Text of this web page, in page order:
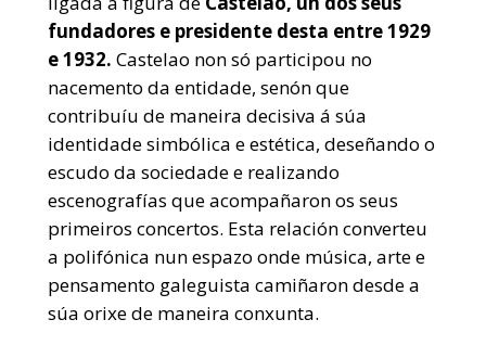
fundadores e presidente desta entre 1929
e 1932. Castelao non só participou no
nacemento da entidade, senón que
contribuíu de maneira decisiva á súa
identidade simbólica e estética, deseñando o
escudo da sociedade e realizando
escenografías que acompañaron os seus
primeiros concertos. Esta relación converteu
a polifónica nun espazo onde música, arte e
pensamento galeguista camiñaron desde a
súa orixe de maneira conxunta.